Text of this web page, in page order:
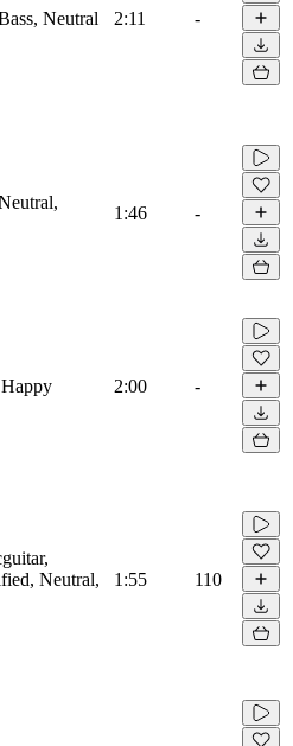
Neutral 2:11 -
1:46 -
2:00 -
Neutral,
1:55 110